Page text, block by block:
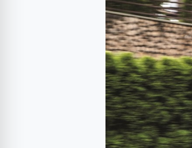
Hybrid
Sol
Bi-
Tone
–
Electroni
cizelați